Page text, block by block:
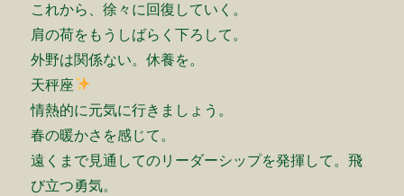
これから、徐々に回復していく。
肩の荷をもうしばらく下ろして。
外野は関係ない。休養を。
天秤座
情熱的に元気に行きましょう。
春の暖かさを感じて。
遠くまで見通してのリーダーシップを発揮して。飛
び立つ勇気。